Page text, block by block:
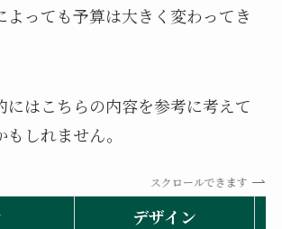
よっても予算は大きく変わってき
にはこちらの内容を参考に考えて
しれません。
スクロールできます
デザイン